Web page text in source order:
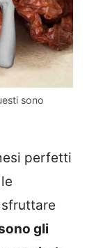
sono
perfetti
gli